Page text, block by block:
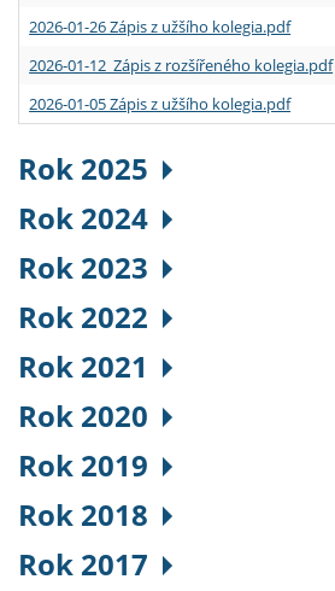
2026-01-26 Zápis z užšího kolegia.pdf
2026-01-12 Zápis z rozšířeného kolegia.pdf
2026-01-05 Zápis z užšího kolegia.pdf
Rok 2025
Rok 2024
Rok 2023
Rok 2022
Rok 2021
Rok 2020
Rok 2019
Rok 2018
Rok 2017